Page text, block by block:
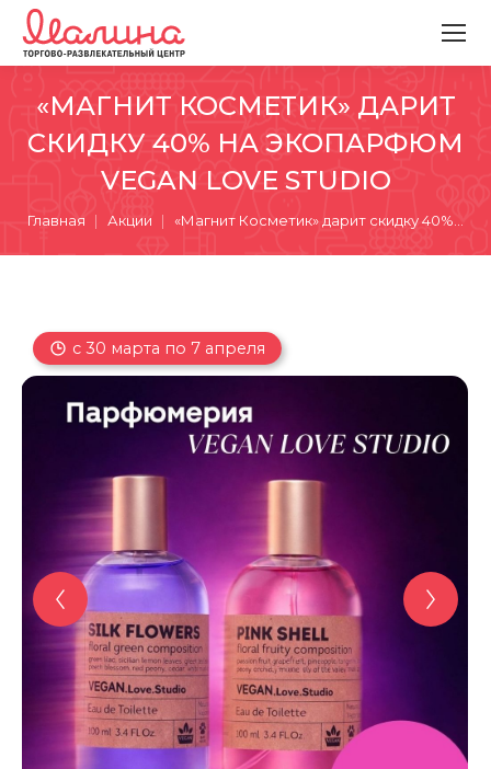
«МАГНИТ КОСМЕТИК» ДАРИТ
СКИДКУ 40% НА ЭКОПАРФЮМ
VEGAN LOVE STUDIO
Вы здесь:
Главная Акции «Магнит Косметик» дарит скидку 40%…
с 30 марта по 7 апреля